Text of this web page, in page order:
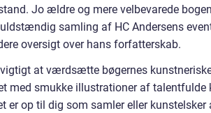
Jo ældre og mere velbevarede
samling af HC Andersens
oversigt over hans forfatterskab.
at værdsætte bøgernes
med smukke illustrationer af
er op til dig som samler eller